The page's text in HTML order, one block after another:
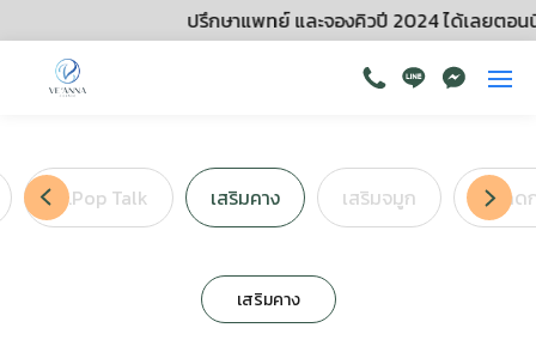
ปรึกษาแพทย์ และจองคิวปี 2024 ได้เลยตอนนี้!
Dr.Pop Talk เสริมคาง เสริมจมูก โบ ลด
เสริมคาง